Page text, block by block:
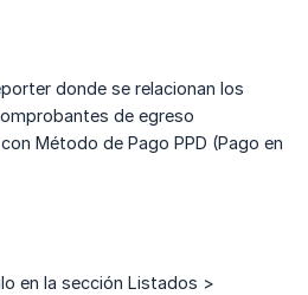
donde se relacionan los
de egreso
Método de Pago PPD (Pago en
en la sección Listados >